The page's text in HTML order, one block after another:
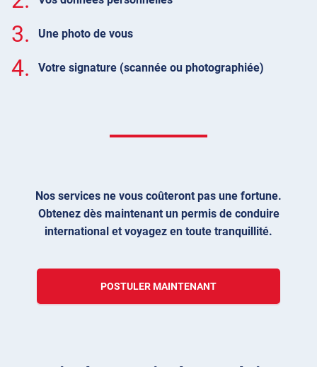
3. Une photo de vous
4. Votre signature (scannée ou photographiée)
Nos services ne vous coûteront pas une fortune.
Obtenez dès maintenant un permis de conduire
international et voyagez en toute tranquillité.
POSTULER MAINTENANT